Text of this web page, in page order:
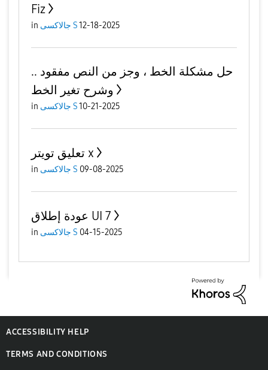
Fiz
in جالاكسى S12-18-2025
حل مشكلة الخط ، وجز من النص مفقود ..
وشرح تغير الخط
in جالاكسى S10-21-2025
تعليق تويتر x
in جالاكسى S 09-08-2025
عودة إطلاق UI 7
in جالاكسى S 04-15-2025
ACCESSIBILITY HELP
TERMS AND CONDITIONS